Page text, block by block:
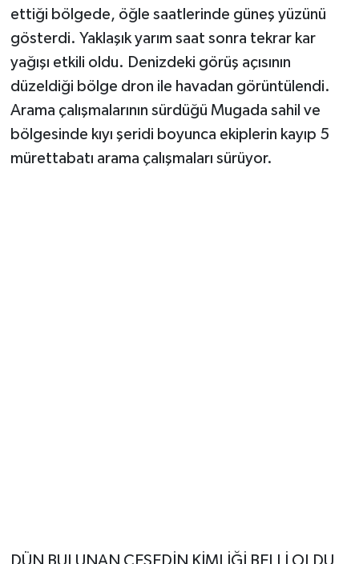
ettiği bölgede, öğle saatlerinde güneş yüzünü
gösterdi. Yaklaşık yarım saat sonra tekrar kar
yağışı etkili oldu. Denizdeki görüş açısının
düzeldiği bölge dron ile havadan görüntülendi.
Arama çalışmalarının sürdüğü Mugada sahil ve
bölgesinde kıyı şeridi boyunca ekiplerin kayıp 5
mürettabatı arama çalışmaları sürüyor.